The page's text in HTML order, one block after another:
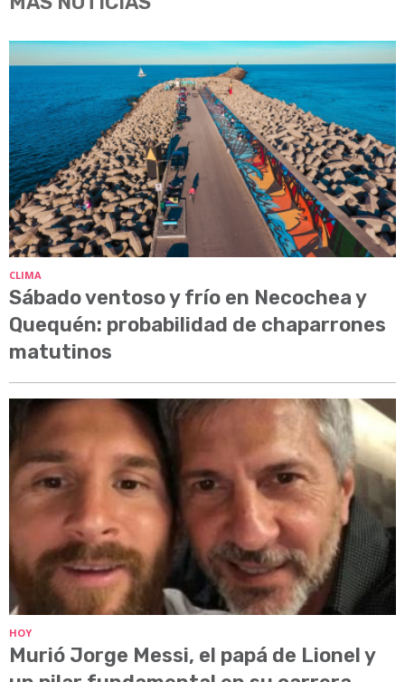
CLIMA
Sábado ventoso y frío en Necochea y
Quequén: probabilidad de chaparrones
matutinos
HOY
Murió Jorge Messi, el papá de Lionel y